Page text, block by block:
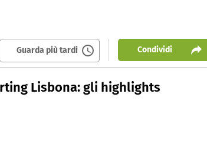
Guarda più tardi Condividi
Lisbona: gli highlights